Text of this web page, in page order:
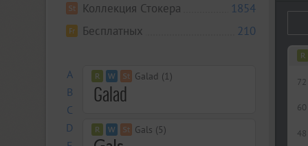
Коллекция Стокера
1854
Бесплатных
210
A
B
C
D
Galad (1)
Gals (5)